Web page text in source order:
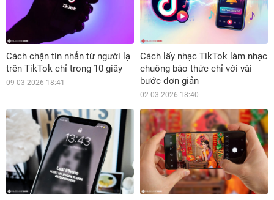
Cách chặn tin nhắn từ người lạ
trên TikTok chỉ trong 10 giây
09-03-2026 18:41
Cách lấy nhạc TikTok làm nhạc
chuông báo thức chỉ với vài
bước đơn giản
02-03-2026 18:40